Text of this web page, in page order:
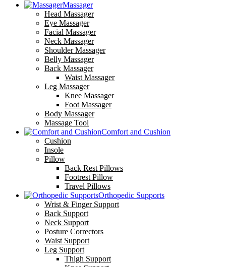
Massager
Head Massager
Eye Massager
Facial Massager
Neck Massager
Shoulder Massager
Belly Massager
Back Massager
Waist Massager
Leg Massager
Knee Massager
Foot Massager
Body Massager
Massage Tool
Comfort and Cushion
Cushion
Insole
Pillow
Back Rest Pillows
Footrest Pillow
Travel Pillows
Orthopedic Supports
Wrist & Finger Support
Back Support
Neck Support
Posture Correctors
Waist Support
Leg Support
Thigh Support